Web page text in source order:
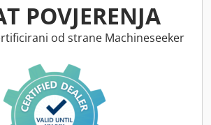
POVJERENJA
od strane Machineseeker